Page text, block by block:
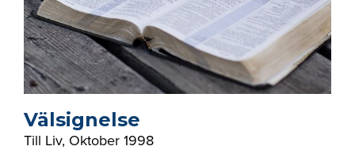
Välsignelse
Till Liv, Oktober 1998